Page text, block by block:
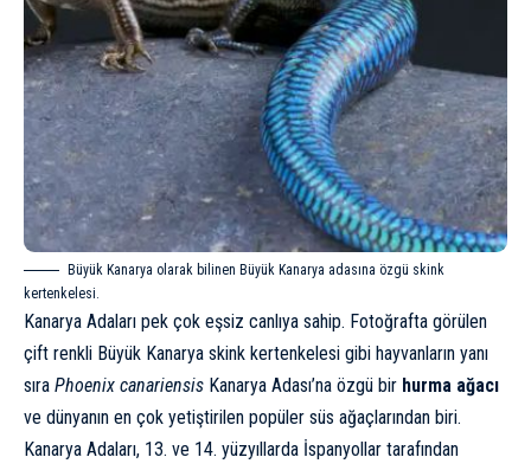
Büyük Kanarya olarak bilinen Büyük Kanarya adasına özgü skink
kertenkelesi.
Kanarya Adaları pek çok eşsiz canlıya sahip. Fotoğrafta görülen
çift renkli Büyük Kanarya skink kertenkelesi gibi hayvanların yanı
sıra Phoenix canariensis Kanarya Adası’na özgü bir hurma ağacı
ve dünyanın en çok yetiştirilen popüler süs ağaçlarından biri.
Kanarya Adaları, 13. ve 14. yüzyıllarda İspanyollar tarafından